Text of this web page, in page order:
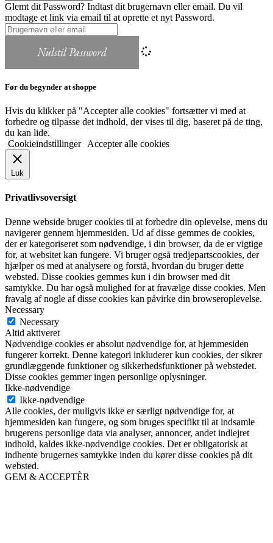
Glemt dit Password? Indtast dit brugernavn eller email. Du vil
modtage et link via email til at oprette et nyt Password.
Nulstil Password
Før du begynder at shoppe
Hvis du klikker på "Accepter alle cookies" fortsætter vi med at
forbedre og tilpasse det indhold, der vises til dig, baseret på de ting,
du kan lide.
Cookieindstillinger
Accepter alle cookies
Luk
Privatlivsoversigt
Denne webside bruger cookies til at forbedre din oplevelse, mens du
navigerer gennem hjemmesiden. Ud af disse gemmes de cookies,
der er kategoriseret som nødvendige, i din browser, da de er vigtige
for, at websitet kan fungere. Vi bruger også tredjepartscookies, der
hjælper os med at analysere og forstå, hvordan du bruger dette
websted. Disse cookies gemmes kun i din browser med dit
samtykke. Du har også mulighed for at fravælge disse cookies. Men
fravalg af nogle af disse cookies kan påvirke din browseroplevelse.
Necessary
Necessary
Altid aktiveret
Nødvendige cookies er absolut nødvendige for, at hjemmesiden
fungerer korrekt. Denne kategori inkluderer kun cookies, der sikrer
grundlæggende funktioner og sikkerhedsfunktioner på webstedet.
Disse cookies gemmer ingen personlige oplysninger.
Ikke-nødvendige
Ikke-nødvendige
Alle cookies, der muligvis ikke er særligt nødvendige for, at
hjemmesiden kan fungere, og som bruges specifikt til at indsamle
brugerens personlige data via analyser, annoncer, andet indlejret
indhold, kaldes ikke-nødvendige cookies. Det er obligatorisk at
indhente brugernes samtykke inden du kører disse cookies på dit
websted.
GEM & ACCEPTÈR